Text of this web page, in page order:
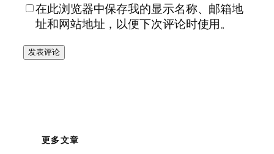
在此浏览器中保存我的显示名称、邮箱地
址和网站地址，以便下次评论时使用。
更多文章